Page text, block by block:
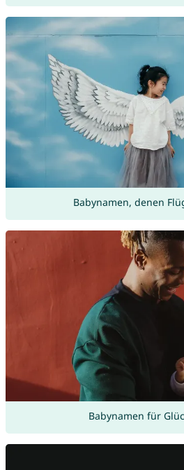
Babynamen, denen
Babynamen für